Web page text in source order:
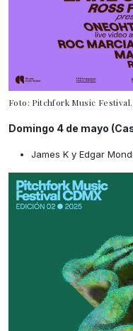
Foto: Pitchfork Music Festival.
Domingo 4 de mayo
James K y Edgar